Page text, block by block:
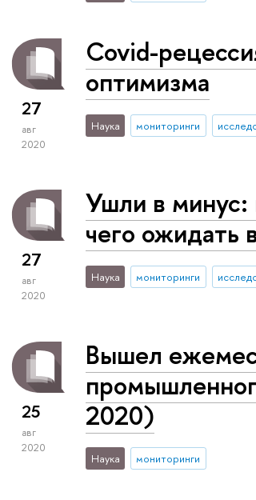
27
авг
2020
Covid-
оптимизма
Наука мониторинги
27
авг
2020
Ушли в минус:
чего ожидать
Наука мониторинги
25
авг
2020
Вышел
2020)
Наука мониторинги